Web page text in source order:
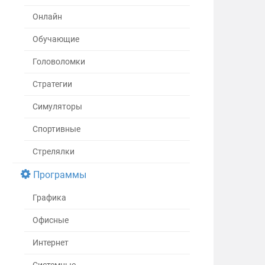
Онлайн
Обучающие
Головоломки
Стратегии
Симуляторы
Спортивные
Стрелялки
Программы
Графика
Офисные
Интернет